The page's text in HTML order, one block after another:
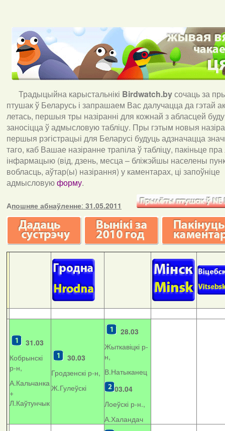
Традыцыйна карыстальнікі Birdwatch.byсочаць за
птушак ў Беларусь і запрашаем Вас далучацца да гэтай
летась, першыя тры назіранні для кожнай з абласцей
заносіцца ў адмысловую табліцу. Пры гэтым новыя
першыя рэгістрацыі для Беларусі будуць адзначацца
таго, каб Вашае назіранне трапіла ў табліцу, пакіньце пра
інфармацыю (від, дзень, месца – бліжэйшы населены
вобласць, аўтар(ы) назірання) у каментарах, ці запоўніце
адмысловуюформу.
Апошняе абнаўленне: 31.05.2011
31.03
Кобрынскі
р-н,
А.Кальчанка
+
Л.Каўтунчык
30.03
Гродзенскі р-н,
Ж.Гулеўскі
28.03
Жыткавіцкі р-
н,
В.Натыканец
03.04
Лоеўскі р-н.,
А.Халандач